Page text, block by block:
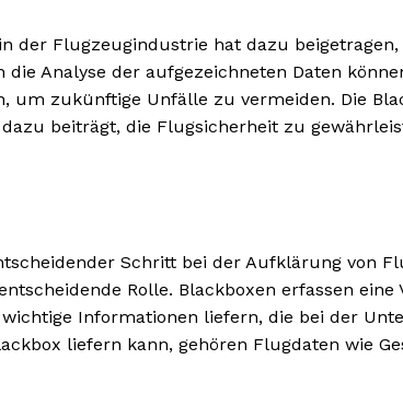
der Flugzeugindustrie hat dazu
Analyse der aufgezeichneten Daten
um zukünftige Unfälle zu vermeiden. Die
beiträgt, die Flugsicherheit zu
Schritt bei der Aufklärung von
Rolle. Blackboxen erfassen eine
Informationen liefern, die bei der
liefern kann, gehören Flugdaten wie